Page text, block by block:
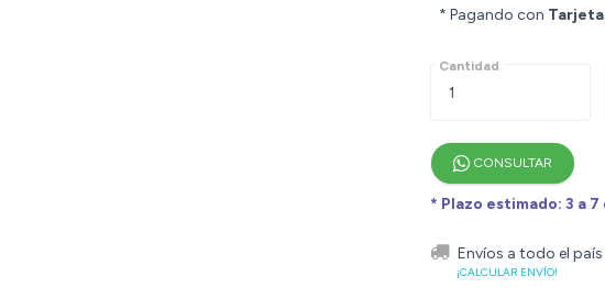
* Pagando con
Cantidad
CONSULTAR
* Plazo estimado: 3 a 7
Envíos a todo el país
¡CALCULAR ENVÍO!